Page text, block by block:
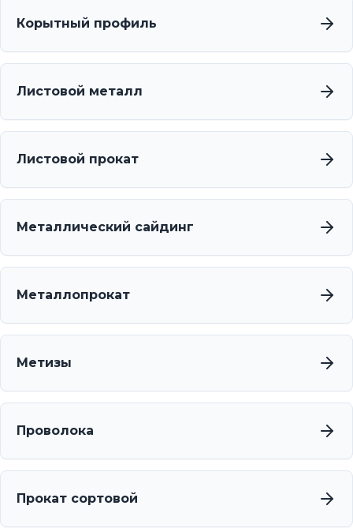
Корытный профиль
Листовой металл
Листовой прокат
Металлический сайдинг
Металлопрокат
Метизы
Проволока
Прокат сортовой